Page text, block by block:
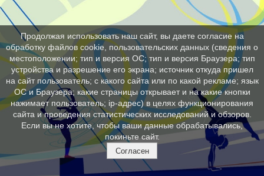
Продолжая использовать наш сайт, вы даете согласие на
обработку файлов cookie, пользовательских данных (сведения о
местоположении; тип и версия ОС; тип и версия Браузера; тип
устройства и разрешение его экрана; источник откуда пришел
на сайт пользователь; с какого сайта или по какой рекламе; язык
ОС и Браузера; какие страницы открывает и на какие кнопки
нажимает пользователь; ip-адрес) в целях функционирования
сайта и проведения статистических исследований и обзоров.
Если вы не хотите, чтобы ваши данные обрабатывались,
покиньте сайт.
Согласен